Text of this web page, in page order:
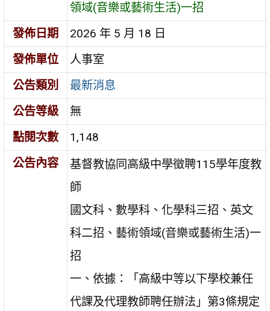
領域(音樂或藝術生活)一招
發佈日期
2026 年 5 月 18 日
發佈單位
人事室
公告類別
最新消息
公告等級
無
點閱次數
1,148
公告內容
基督教協同高級中學徵聘115學年度教
師
國文科、數學科、化學科三招、英文
科二招、藝術領域(音樂或藝術生活)一
招
一、依據：「高級中等以下學校兼任
代課及代理教師聘任辦法」第3條規定